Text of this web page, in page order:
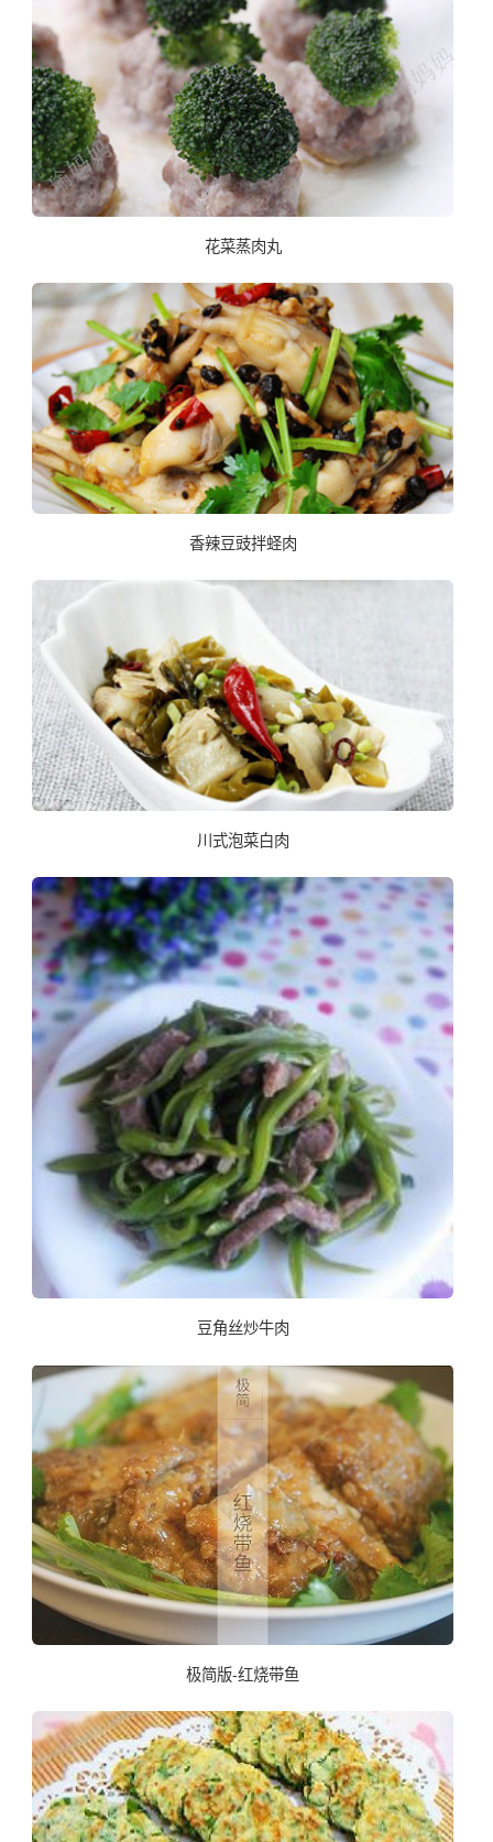
花菜蒸肉丸
香辣豆豉拌蛏肉
川式泡菜白肉
豆角丝炒牛肉
极简版-红烧带鱼